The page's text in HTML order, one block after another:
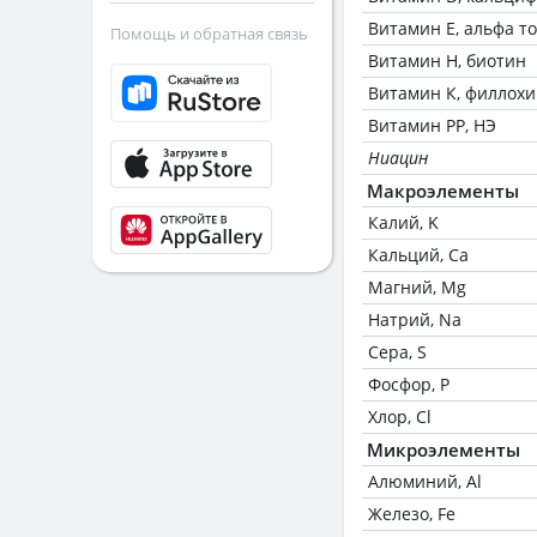
Витамин Е, альфа
Витамин Н, биотин
Витамин К,
Витамин РР, НЭ
Ниацин
Макроэлементы
Калий, K
Кальций, Ca
Магний, Mg
Натрий, Na
Сера, S
Фосфор, P
Хлор, Cl
Микроэлементы
Алюминий, Al
Железо, Fe
Помощь и обратная связь